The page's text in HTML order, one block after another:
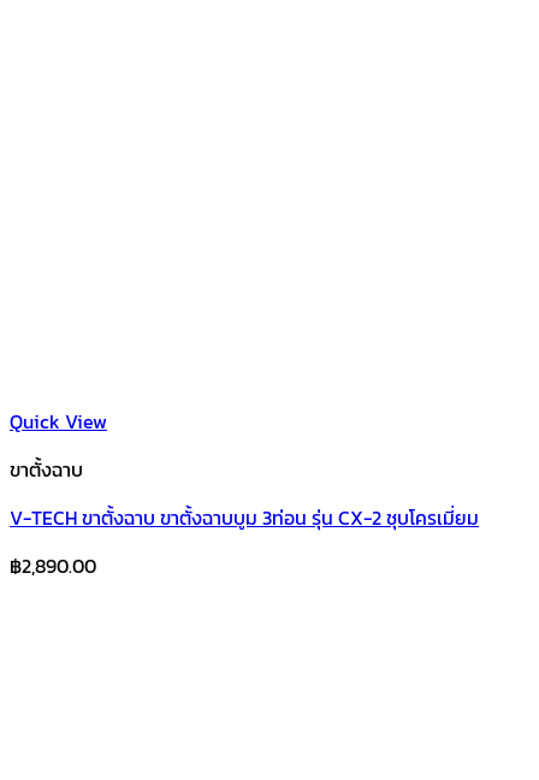
Quick View
ขาตั้งฉาบ
V-TECH ขาตั้งฉาบ ขาตั้งฉาบบูม 3ท่อน รุ่น CX-2 ชุบโครเมี่ยม
฿2,890.00